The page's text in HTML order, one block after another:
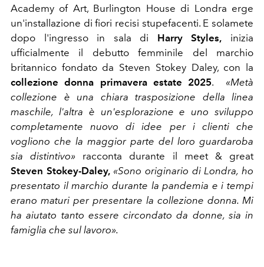
Academy of Art, Burlington House di Londra erge
un'installazione di fiori recisi stupefacenti. E solamete
dopo l'ingresso in sala di Harry Styles, inizia
ufficialmente il debutto femminile del marchio
britannico fondato da Steven Stokey Daley, con la
collezione donna primavera estate 2025. «Metà
collezione è una chiara trasposizione della linea
maschile, l'altra è un'esplorazione e uno sviluppo
completamente nuovo di idee per i clienti che
vogliono che la maggior parte del loro guardaroba
sia distintivo» racconta durante il meet & great
Steven Stokey-Daley, «Sono originario di Londra, ho
presentato il marchio durante la pandemia e i tempi
erano maturi per presentare la collezione donna. Mi
ha aiutato tanto essere circondato da donne, sia in
famiglia che sul lavoro».